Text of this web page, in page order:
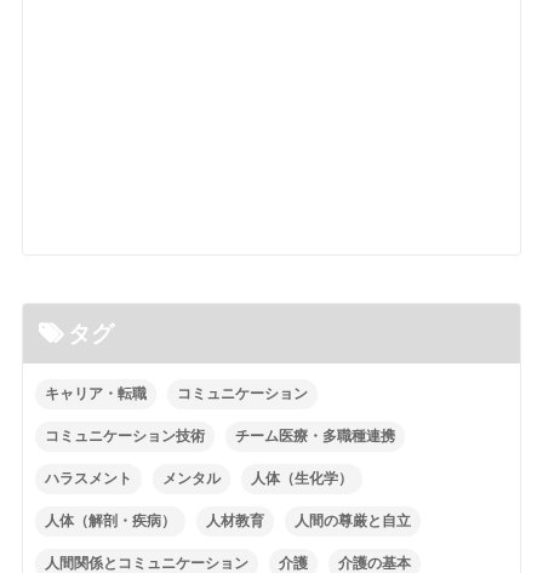
タグ
キャリア・転職 コミュニケーション
コミュニケーション技術 チーム医療・多職種連携
ハラスメント メンタル 人体（生化学）
人体（解剖・疾病） 人材教育 人間の尊厳と自立
人間関係とコミュニケーション 介護 介護の基本